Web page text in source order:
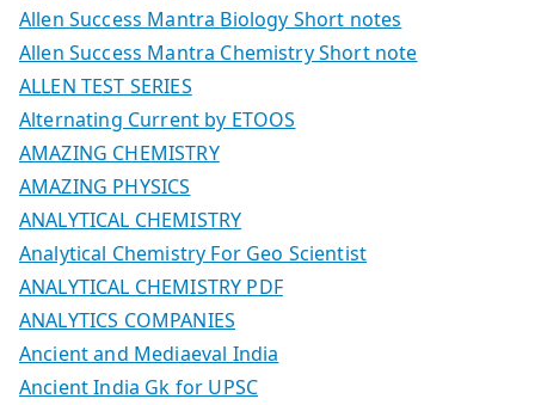
Allen Success Mantra Biology Short notes
Allen Success Mantra Chemistry Short note
ALLEN TEST SERIES
Alternating Current by ETOOS
AMAZING CHEMISTRY
AMAZING PHYSICS
ANALYTICAL CHEMISTRY
Analytical Chemistry For Geo Scientist
ANALYTICAL CHEMISTRY PDF
ANALYTICS COMPANIES
Ancient and Mediaeval India
Ancient India Gk for UPSC